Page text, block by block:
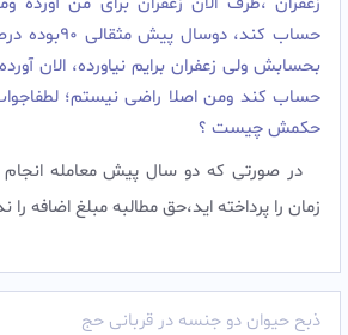
حساب کند،
بحسابش ولی زعفران برایم نیاورده، الان
حساب کند ومن اصلا راضی نیستم؛
حکمش چیست ؟
در صورتی که دو سال پیش معامله
زمان را پرداخته اید،حق مطالبه مبلغ اضافه را
ذبح حیوان دو جنسه در قربانی حج